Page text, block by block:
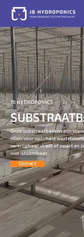
JB HYDROPONICS
Onze substraatbakken zijn
rillen voor optimale
verkrijgbaar in wit of zwart en
niet-stoombaar.
Contact